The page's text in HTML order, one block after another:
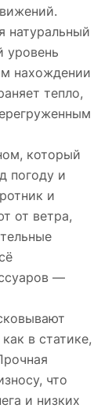
натуральный
уровень
нахождении
тепло,
который
погоду и
и
от ветра,
—
в статике,
что
и низких